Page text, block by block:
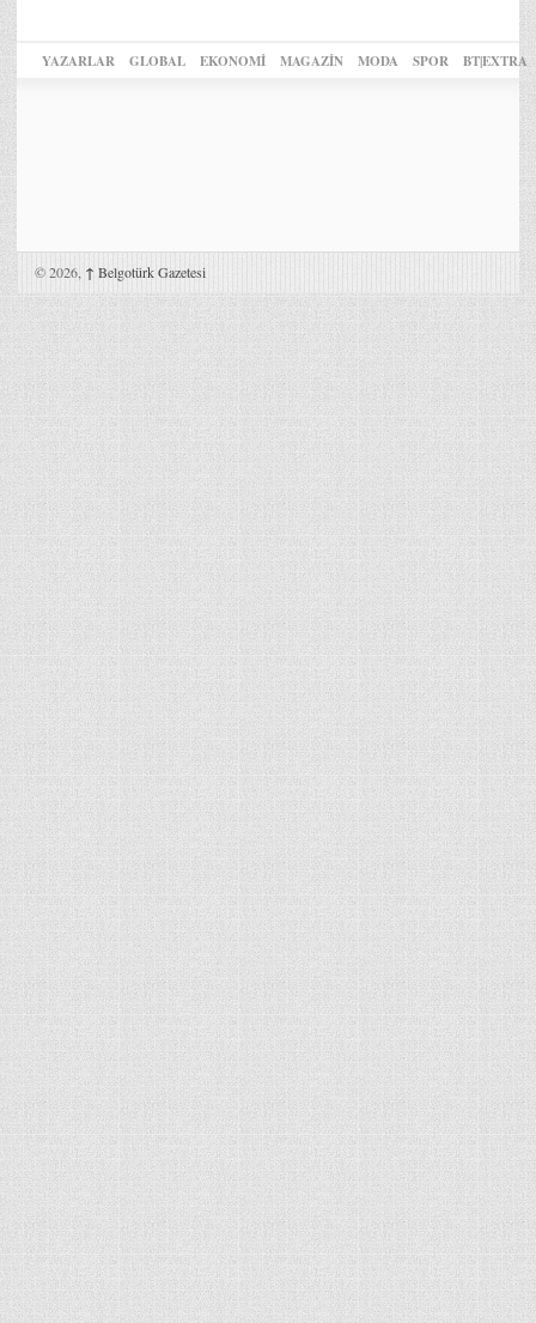
YAZARLAR GLOBAL EKONOMİ MAGAZİN MODA SPOR BT|EXTRA
© 2026, ↑ Belgotürk Gazetesi